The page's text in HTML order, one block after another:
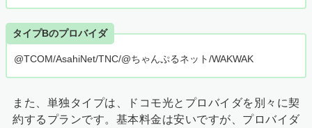
タイプBのプロバイダ
@TCOM/AsahiNet/TNC/@ちゃんぷるネット/WAKWAK
また、単独タイプは、ドコモ光とプロバイダを別々に契
約するプランです。基本料金は安いですが、プロバイダ